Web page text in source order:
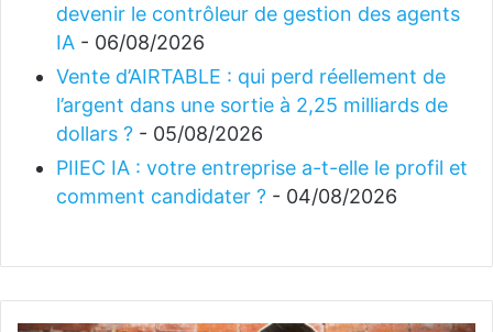
devenir le contrôleur de gestion des agents
IA - 06/08/2026
Vente d’AIRTABLE : qui perd réellement de
l’argent dans une sortie à 2,25 milliards de
dollars ? - 05/08/2026
PIIEC IA : votre entreprise a-t-elle le profil et
comment candidater ? - 04/08/2026